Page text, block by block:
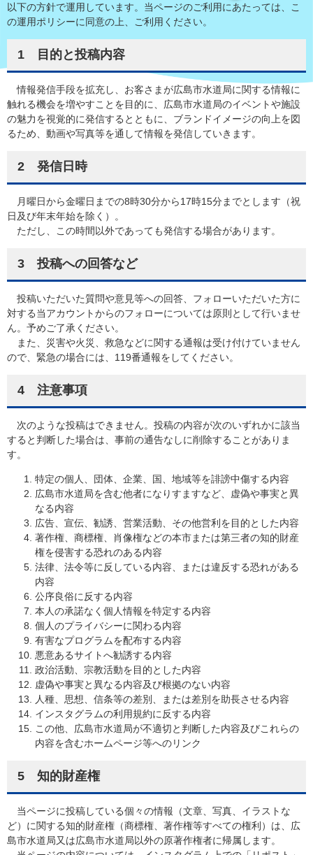
以下の方針で運用しています。当ページのご利用にあたっては、こ
の運用ポリシーに同意の上、ご利用ください。
1 目的と投稿内容
情報発信手段を拡充し、お客さまが広島市水道局に関する情報に
触れる機会を増やすことを目的に、広島市水道局のイベントや施設
の魅力を視覚的に発信するとともに、ブランドイメージの向上を図
るため、動画や写真等を通して情報を発信していきます。
2 発信日時
月曜日から金曜日までの8時30分から17時15分までとします（祝
日及び年末年始を除く）。
ただし、この時間以外であっても発信する場合があります。
3 投稿への回答など
投稿いただいた質問や意見等への回答、フォローいただいた方に
対する当アカウントからのフォローについては原則として行いませ
ん。予めご了承ください。
また、災害や火災、救急などに関する通報は受け付けていません
ので、緊急の場合には、119番通報をしてください。
4 注意事項
次のような投稿はできません。投稿の内容が次のいずれかに該当
すると判断した場合は、事前の通告なしに削除することがありま
す。
特定の個人、団体、企業、国、地域等を誹謗中傷する内容
広島市水道局を含む他者になりすますなど、虚偽や事実と異
なる内容
広告、宣伝、勧誘、営業活動、その他営利を目的とした内容
著作権、商標権、肖像権などの本市または第三者の知的財産
権を侵害する恐れのある内容
法律、法令等に反している内容、または違反する恐れがある
内容
公序良俗に反する内容
本人の承諾なく個人情報を特定する内容
個人のプライバシーに関わる内容
有害なプログラムを配布する内容
悪意あるサイトへ勧誘する内容
政治活動、宗教活動を目的とした内容
虚偽や事実と異なる内容及び根拠のない内容
人種、思想、信条等の差別、または差別を助長させる内容
インスタグラムの利用規約に反する内容
この他、広島市水道局が不適切と判断した内容及びこれらの
内容を含むホームページ等へのリンク
5 知的財産権
当ページに投稿している個々の情報（文章、写真、イラストな
ど）に関する知的財産権（商標権、著作権等すべての権利）は、広
島市水道局又は広島市水道局以外の原著作権者に帰属します。